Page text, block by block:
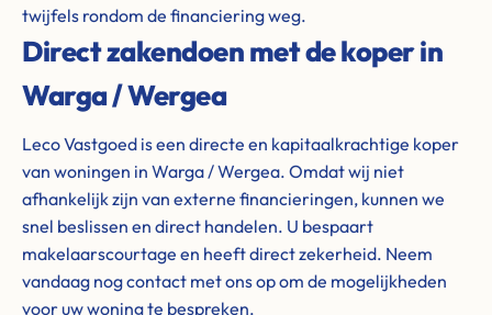
twijfels rondom de financiering weg.
Direct zakendoen met de koper in
Warga / Wergea
Leco Vastgoed is een directe en kapitaalkrachtige koper
van woningen in Warga / Wergea. Omdat wij niet
afhankelijk zijn van externe financieringen, kunnen we
snel beslissen en direct handelen. U bespaart
makelaarscourtage en heeft direct zekerheid. Neem
vandaag nog contact met ons op om de mogelijkheden
voor uw woning te bespreken.